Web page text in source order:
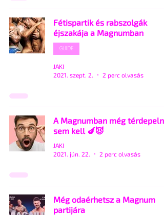
Fétispartik és rabszolgák
éjszakája a Magnumban
GUIDE
JAKI
2021. szept. 2.
2 perc olvasás
A Magnumban még térdepelni
sem kell 🍆😈
JAKI
2021. jún. 22.
2 perc olvasás
Még odaérhetsz a Magnum
partijára